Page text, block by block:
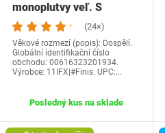
monoplutvy veľ. S
(24×)
Věkové rozmezí (popis): Dospělí.
Globální identifikační číslo
obchodu: 00616323201934.
Výrobce: 11IFX|#Finis. UPC:…
Posledný kus na sklade